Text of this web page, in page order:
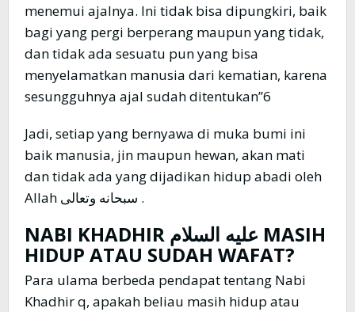
menemui ajalnya. Ini tidak bisa dipungkiri, baik
bagi yang pergi berperang maupun yang tidak,
dan tidak ada sesuatu pun yang bisa
menyelamatkan manusia dari kematian, karena
sesungguhnya ajal sudah ditentukan”6
Jadi, setiap yang bernyawa di muka bumi ini
baik manusia, jin maupun hewan, akan mati
dan tidak ada yang dijadikan hidup abadi oleh
Allah سبحانه وتعالى .
NABI KHADHIR عليه السلام MASIH
HIDUP ATAU SUDAH WAFAT?
Para ulama berbeda pendapat tentang Nabi
Khadhir q, apakah beliau masih hidup atau